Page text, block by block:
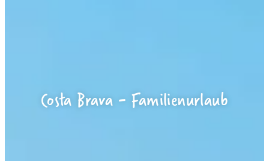
Costa Brava - Familienurlaub